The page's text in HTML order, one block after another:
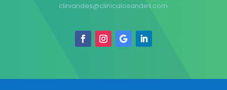
cliniandes@clinicalosandes.com